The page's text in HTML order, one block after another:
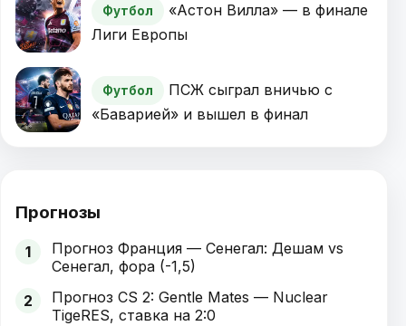
Футбол
«Астон Вилла» — в финале
Лиги Европы
Футбол
ПСЖ сыграл вничью с
«Баварией» и вышел в финал
Прогнозы
1
Прогноз Франция — Сенегал: Дешам vs
Сенегал, фора (-1,5)
2
Прогноз CS 2: Gentle Mates — Nuclear
TigeRES, ставка на 2:0